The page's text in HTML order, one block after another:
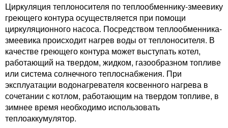
Циркуляция теплоносителя по теплообменнику-змеевику
греющего контура осуществляется при помощи
циркуляционного насоса. Посредством теплообменника-
змеевика происходит нагрев воды от теплоносителя. В
качестве греющего контура может выступать котел,
работающий на твердом, жидком, газообразном топливе
или система солнечного теплоснабжения. При
эксплуатации водонагревателя косвенного нагрева в
сочетании с котлом, работающим на твердом топливе, в
зимнее время необходимо использовать
теплоаккумулятор.